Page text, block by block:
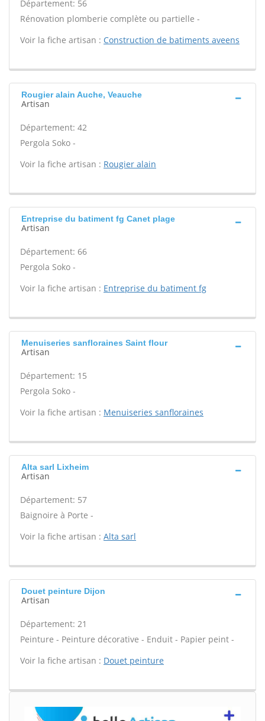
Département: 56
Rénovation plomberie complète ou partielle -
Voir la fiche artisan : Construction de batiments aveens
Rougier alain Auche, Veauche
Artisan
Département: 42
Pergola Soko -
Voir la fiche artisan : Rougier alain
Entreprise du batiment fg Canet plage
Artisan
Département: 66
Pergola Soko -
Voir la fiche artisan : Entreprise du batiment fg
Menuiseries sanfloraines Saint flour
Artisan
Département: 15
Pergola Soko -
Voir la fiche artisan : Menuiseries sanfloraines
Alta sarl Lixheim
Artisan
Département: 57
Baignoire à Porte -
Voir la fiche artisan : Alta sarl
Douet peinture Dijon
Artisan
Département: 21
Peinture - Peinture décorative - Enduit - Papier peint -
Voir la fiche artisan : Douet peinture